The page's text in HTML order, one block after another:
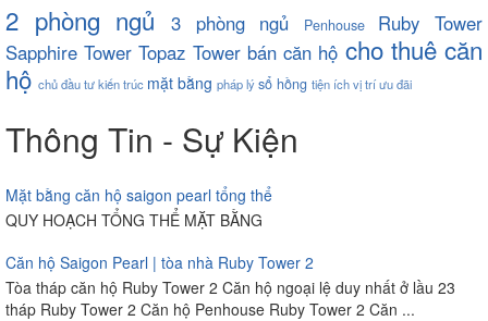
2 phòng ngủ 3 phòng ngủ Penhouse
Ruby Tower
Sapphire Tower Topaz Tower bán căn hộ cho thuê căn
hộ chủ đầu tưkiến trúc mặt bằng pháp lýsổ hồng tiện íchvị tríưu đãi
Thông Tin - Sự Kiện
Mặt bằng căn hộ saigon pearl tổng thể
QUY HOẠCH TỔNG THỂ MẶT BẰNG
Căn hộ Saigon Pearl | tòa nhà Ruby Tower 2
Tòa tháp căn hộ Ruby Tower 2 Căn hộ ngoại lệ duy nhất ở lầu 23
tháp Ruby Tower 2 Căn hộ Penhouse Ruby Tower 2 Căn ...